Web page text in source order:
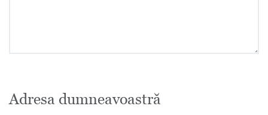
Adresa dumneavoastră